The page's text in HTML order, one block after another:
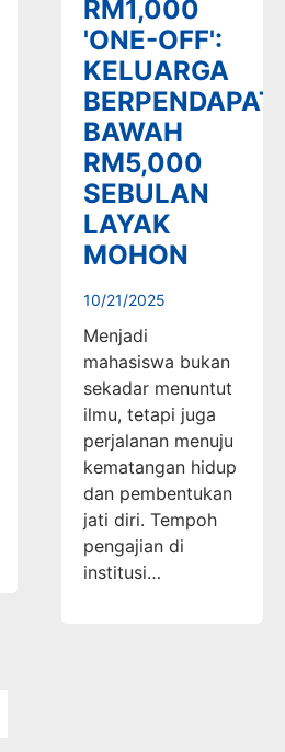
RM1,000
'ONE-OFF':
KELUARGA
BAWAH
RM5,000
SEBULAN
LAYAK
MOHON
10/21/2025
Menjadi
mahasiswa bukan
sekadar menuntut
ilmu, tetapi juga
perjalanan menuju
kematangan hidup
dan pembentukan
jati diri. Tempoh
pengajian di
institusi…